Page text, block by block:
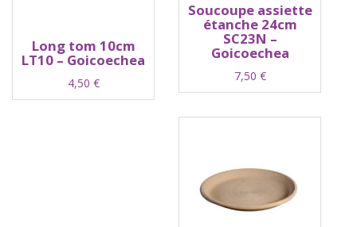
Long tom 10cm
LT10 – Goicoechea
4,50 €
Soucoupe assiette
étanche 24cm
SC23N –
Goicoechea
7,50 €